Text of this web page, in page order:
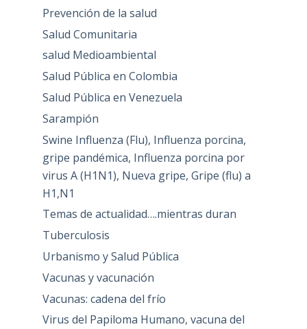
Prevención de la salud
Salud Comunitaria
salud Medioambiental
Salud Pública en Colombia
Salud Pública en Venezuela
Sarampión
Swine Influenza (Flu), Influenza porcina,
gripe pandémica, Influenza porcina por
virus A (H1N1), Nueva gripe, Gripe (flu) a
H1,N1
Temas de actualidad….mientras duran
Tuberculosis
Urbanismo y Salud Pública
Vacunas y vacunación
Vacunas: cadena del frío
Virus del Papiloma Humano, vacuna del